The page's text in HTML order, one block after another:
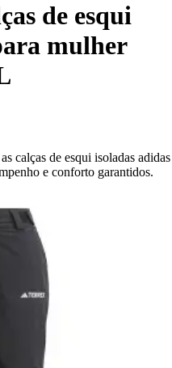
de esqui
mulher
calças de esqui isoladas adidas
e conforto garantidos.